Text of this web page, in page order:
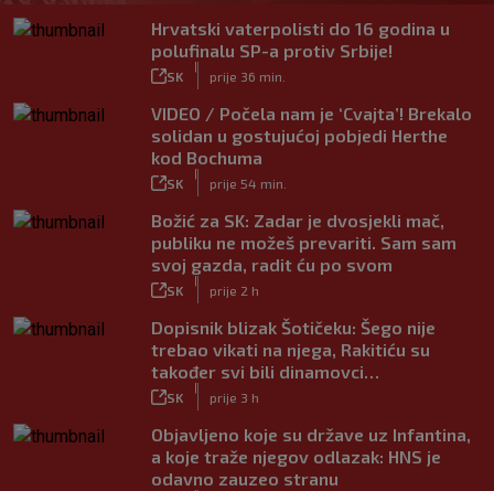
Hrvatski vaterpolisti do 16 godina u
polufinalu SP-a protiv Srbije!
SK prije 36 min.
VIDEO / Počela nam je ‘Cvajta’! Brekalo
solidan u gostujućoj pobjedi Herthe
kod Bochuma
SK prije 54 min.
Božić za SK: Zadar je dvosjekli mač,
publiku ne možeš prevariti. Sam sam
svoj gazda, radit ću po svom
SK prije 2 h
Dopisnik blizak Šotičeku: Šego nije
trebao vikati na njega, Rakitiću su
također svi bili dinamovci…
SK prije 3 h
Objavljeno koje su države uz Infantina,
a koje traže njegov odlazak: HNS je
odavno zauzeo stranu